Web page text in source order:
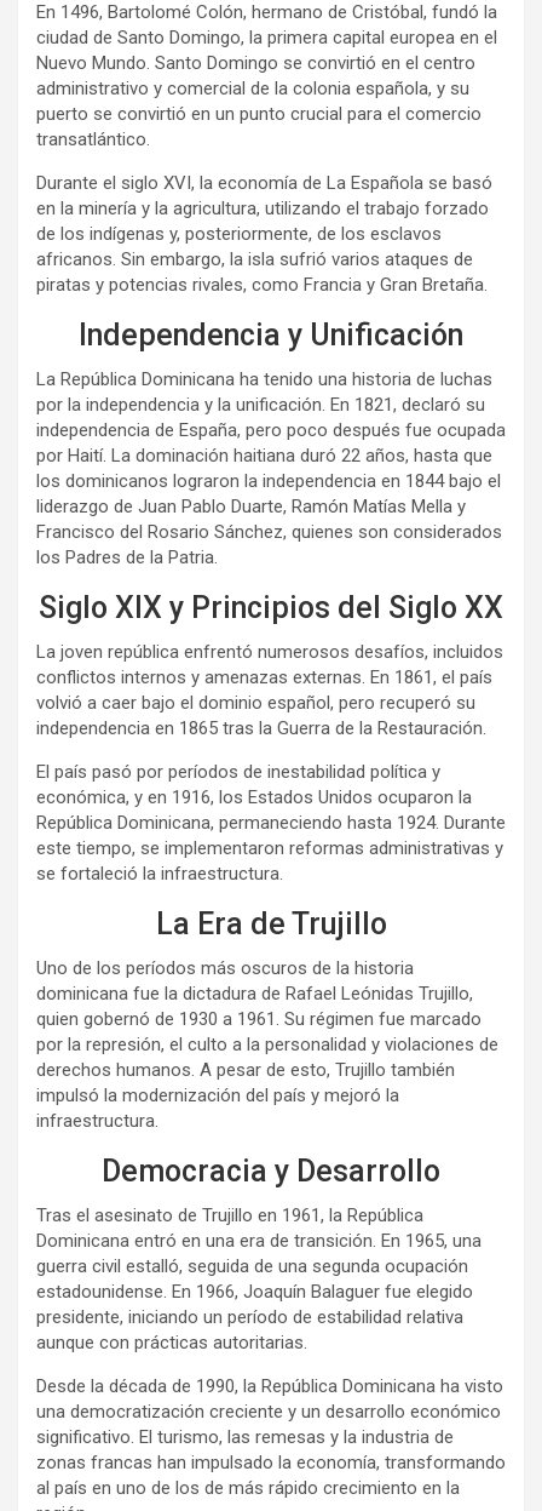
En 1496, Bartolomé Colón, hermano de Cristóbal, fundó la
ciudad de Santo Domingo, la primera capital europea en el
Nuevo Mundo. Santo Domingo se convirtió en el centro
administrativo y comercial de la colonia española, y su
puerto se convirtió en un punto crucial para el comercio
transatlántico.
Durante el siglo XVI, la economía de La Española se basó
en la minería y la agricultura, utilizando el trabajo forzado
de los indígenas y, posteriormente, de los esclavos
africanos. Sin embargo, la isla sufrió varios ataques de
piratas y potencias rivales, como Francia y Gran Bretaña.
Independencia y Unificación
La República Dominicana ha tenido una historia de luchas
por la independencia y la unificación. En 1821, declaró su
independencia de España, pero poco después fue ocupada
por Haití. La dominación haitiana duró 22 años, hasta que
los dominicanos lograron la independencia en 1844 bajo el
liderazgo de Juan Pablo Duarte, Ramón Matías Mella y
Francisco del Rosario Sánchez, quienes son considerados
los Padres de la Patria.
Siglo XIX y Principios del Siglo XX
La joven república enfrentó numerosos desafíos, incluidos
conflictos internos y amenazas externas. En 1861, el país
volvió a caer bajo el dominio español, pero recuperó su
independencia en 1865 tras la Guerra de la Restauración.
El país pasó por períodos de inestabilidad política y
económica, y en 1916, los Estados Unidos ocuparon la
República Dominicana, permaneciendo hasta 1924. Durante
este tiempo, se implementaron reformas administrativas y
se fortaleció la infraestructura.
La Era de Trujillo
Uno de los períodos más oscuros de la historia
dominicana fue la dictadura de Rafael Leónidas Trujillo,
quien gobernó de 1930 a 1961. Su régimen fue marcado
por la represión, el culto a la personalidad y violaciones de
derechos humanos. A pesar de esto, Trujillo también
impulsó la modernización del país y mejoró la
infraestructura.
Democracia y Desarrollo
Tras el asesinato de Trujillo en 1961, la República
Dominicana entró en una era de transición. En 1965, una
guerra civil estalló, seguida de una segunda ocupación
estadounidense. En 1966, Joaquín Balaguer fue elegido
presidente, iniciando un período de estabilidad relativa
aunque con prácticas autoritarias.
Desde la década de 1990, la República Dominicana ha visto
una democratización creciente y un desarrollo económico
significativo. El turismo, las remesas y la industria de
zonas francas han impulsado la economía, transformando
al país en uno de los de más rápido crecimiento en la